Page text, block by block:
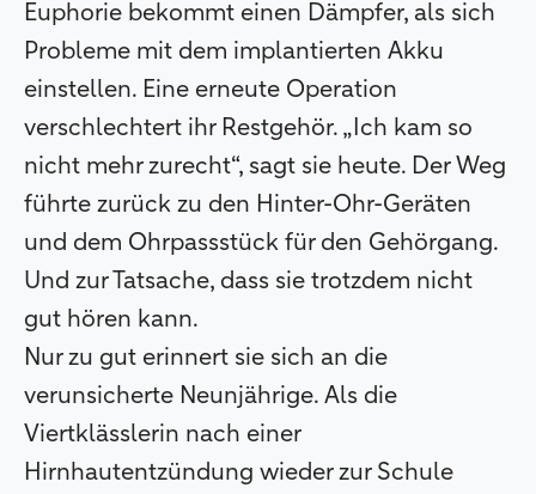
Euphorie bekommt einen Dämpfer, als sich
Probleme mit dem implantierten Akku
einstellen. Eine erneute Operation
verschlechtert ihr Restgehör. „Ich kam so
nicht mehr zurecht“, sagt sie heute. Der Weg
führte zurück zu den Hinter-Ohr-Geräten
und dem Ohrpassstück für den Gehörgang.
Und zur Tatsache, dass sie trotzdem nicht
gut hören kann.
Nur zu gut erinnert sie sich an die
verunsicherte Neunjährige. Als die
Viertklässlerin nach einer
Hirnhautentzündung wieder zur Schule